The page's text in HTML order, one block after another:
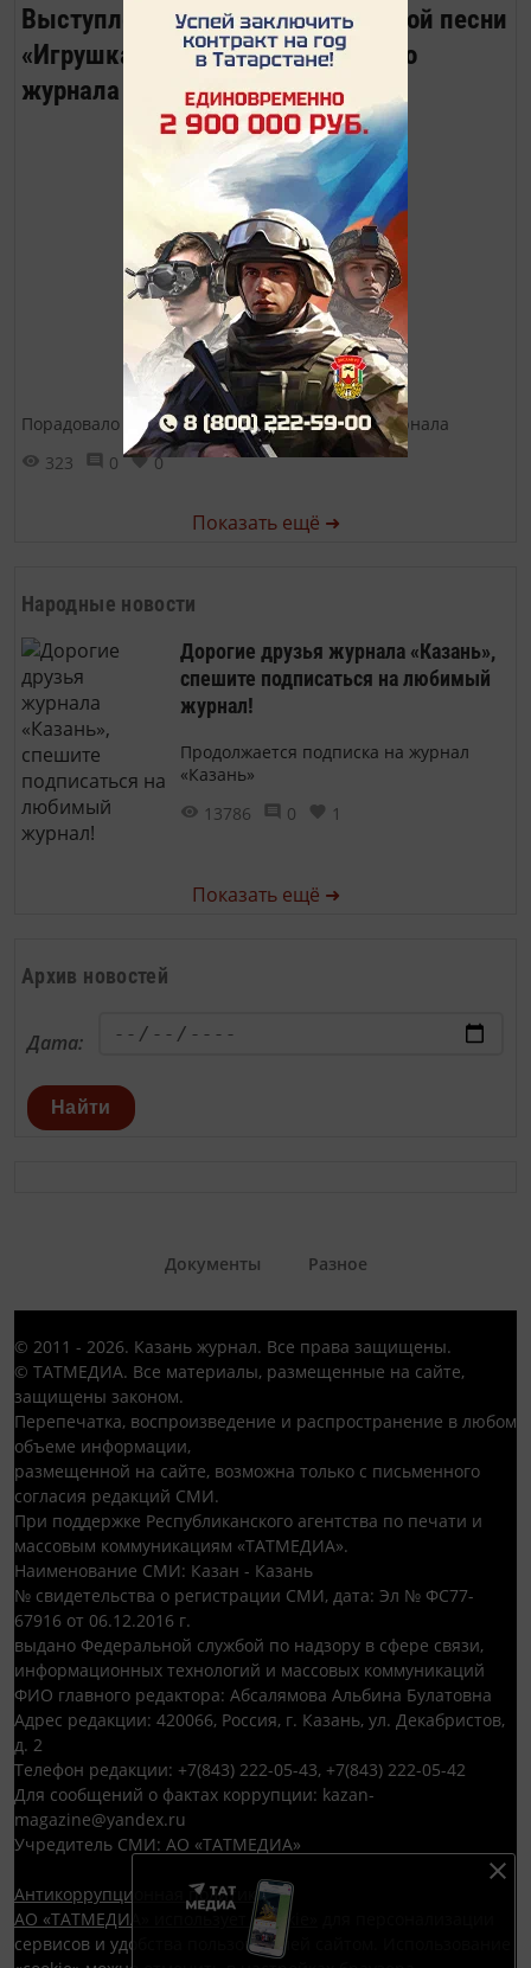
Выступление ансамбля бардовской песни
«Игрушка» на презентации нашего
журнала
Порадовало наших гостей на презентации журнала
323
0 0
Показать ещё ➜
Народные новости
Дорогие друзья журнала «Казань»,
спешите подписаться на любимый
журнал!
Продолжается подписка на журнал
«Казань»
13786
0 1
Показать ещё ➜
Архив новостей
Дата:
Найти
Документы Разное
© 2011 - 2026. Казань журнал. Все права защищены.
© ТАТМЕДИА. Все материалы, размещенные на сайте,
защищены законом.
Перепечатка, воспроизведение и распространение в любом
объеме информации,
размещенной на сайте, возможна только с письменного
согласия редакций СМИ.
При поддержке Республиканского агентства по печати и
массовым коммуникациям «ТАТМЕДИА».
Наименование СМИ: Казан - Казань
№ свидетельства о регистрации СМИ, дата: Эл № ФС77-
67916 от 06.12.2016 г.
выдано Федеральной службой по надзору в сфере связи,
информационных технологий и массовых коммуникаций
ФИО главного редактора: Абсалямова Альбина Булатовна
Адрес редакции: 420066, Россия, г. Казань, ул. Декабристов,
д. 2
Телефон редакции: +7(843) 222-05-43, +7(843) 222-05-42
Для сообщений о фактах коррупции: kazan-
magazine@yandex.ru
Учредитель СМИ: АО «ТАТМЕДИА»
Антикоррупционная политика
АО «ТАТМЕДИА» использует «cookie»
сервисов и удобства пользователей сайтом. Использование